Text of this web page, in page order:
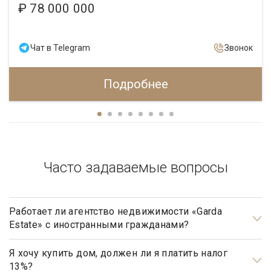
₽ 78 000 000
Чат в Telegram Звонок
Подробнее
Часто задаваемые вопросы
Работает ли агентство недвижимости «Garda
Estate» с иностранными гражданами?
Да, наше агентство недвижимости, работает с
иностранными гражданами не резидентами РФ.
Я хочу купить дом, должен ли я платить налог
13%?